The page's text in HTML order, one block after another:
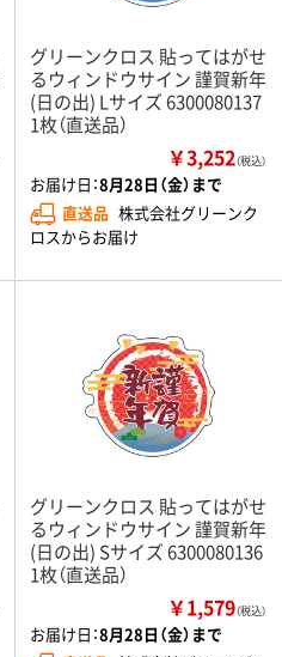
グリーンクロス 貼ってはがせ
るウィンドウサイン 謹賀新年
(日の出) Lサイズ 6300080137
1枚（直送品）
￥3,252（税込）
お届け日：8月28日（金）まで
直送品 株式会社グリーンク
ロスからお届け
グリーンクロス 貼ってはがせ
るウィンドウサイン 謹賀新年
(日の出) Sサイズ 6300080136
1枚（直送品）
￥1,579（税込）
お届け日：8月28日（金）まで